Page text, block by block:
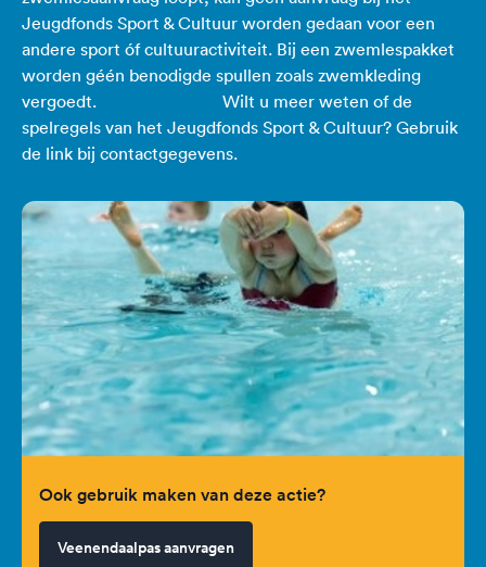
Jeugdfonds Sport & Cultuur worden gedaan voor een
andere sport óf cultuuractiviteit. Bij een zwemlespakket
worden géén benodigde spullen zoals zwemkleding
vergoedt. Wilt u meer weten of de
spelregels van het Jeugdfonds Sport & Cultuur? Gebruik
de link bij contactgegevens.
Ook gebruik maken van deze actie?
Veenendaalpas aanvragen